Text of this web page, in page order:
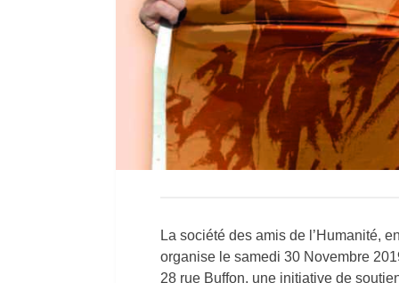
La société des amis de l’Humanité,
organise le samedi 30 Novembre
28 rue Buffon, une initiative de